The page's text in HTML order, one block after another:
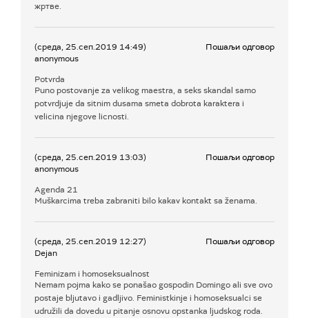
жртве.
(среда, 25.сеп.2019 14:49)
anonymous
Пошаљи одговор
Potvrda
Puno postovanje za velikog maestra, a seks skandal samo
potvrdjuje da sitnim dusama smeta dobrota karaktera i
velicina njegove licnosti.
(среда, 25.сеп.2019 13:03)
anonymous
Пошаљи одговор
Agenda 21
Muškarcima treba zabraniti bilo kakav kontakt sa ženama.
(среда, 25.сеп.2019 12:27)
Dejan
Пошаљи одговор
Feminizam i homoseksualnost
Nemam pojma kako se ponašao gospodin Domingo ali sve ovo
postaje bljutavo i gadljivo. Feministkinje i homoseksualci se
udružili da dovedu u pitanje osnovu opstanka ljudskog roda.